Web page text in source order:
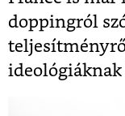
doppingról
ideológiáknak